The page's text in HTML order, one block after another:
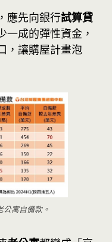
應先向銀行試算貸
一成的彈性資金，
，讓購屋計畫泡
寓自備款。